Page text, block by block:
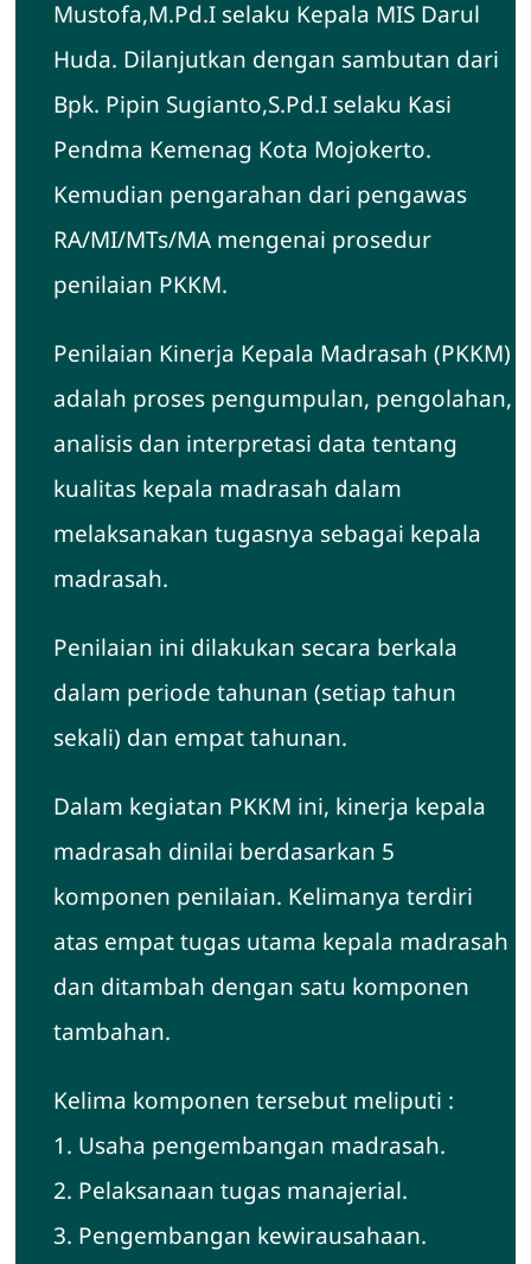
Mustofa,M.Pd.I selaku Kepala MIS Darul
Huda. Dilanjutkan dengan sambutan dari
Bpk. Pipin Sugianto,S.Pd.I selaku Kasi
Pendma Kemenag Kota Mojokerto.
Kemudian pengarahan dari pengawas
RA/MI/MTs/MA mengenai prosedur
penilaian PKKM.
Penilaian Kinerja Kepala Madrasah (PKKM)
adalah proses pengumpulan, pengolahan,
analisis dan interpretasi data tentang
kualitas kepala madrasah dalam
melaksanakan tugasnya sebagai kepala
madrasah.
Penilaian ini dilakukan secara berkala
dalam periode tahunan (setiap tahun
sekali) dan empat tahunan.
Dalam kegiatan PKKM ini, kinerja kepala
madrasah dinilai berdasarkan 5
komponen penilaian. Kelimanya terdiri
atas empat tugas utama kepala madrasah
dan ditambah dengan satu komponen
tambahan.
Kelima komponen tersebut meliputi :
1. Usaha pengembangan madrasah.
2. Pelaksanaan tugas manajerial.
3. Pengembangan kewirausahaan.